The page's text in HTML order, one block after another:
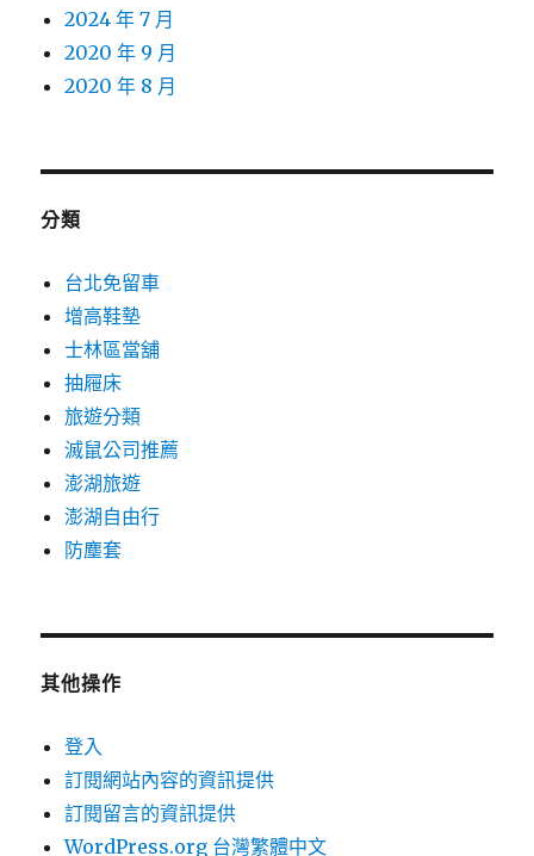
2024 年 7 月
2020 年 9 月
2020 年 8 月
分類
台北免留車
增高鞋墊
士林區當舖
抽屜床
旅遊分類
滅鼠公司推薦
澎湖旅遊
澎湖自由行
防塵套
其他操作
登入
訂閱網站內容的資訊提供
訂閱留言的資訊提供
WordPress.org 台灣繁體中文